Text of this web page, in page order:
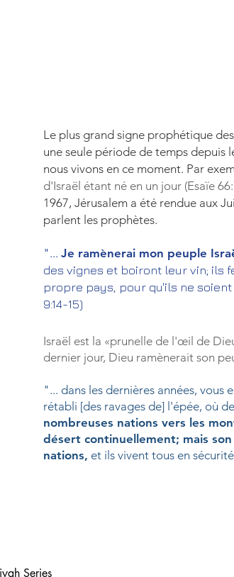
Le plus grand signe prophétique
une seule période de temps depuis
nous vivons en ce moment. Par
d'Israël étant né en un jour (Esaïe
1967, Jérusalem a été rendue aux
parlent les prophètes.
"... Je ramènerai mon peuple
des vignes et boiront leur vin; ils
propre pays, pour qu'ils ne
9:14-15)
Israël est la «prunelle de l'œil de
dernier jour, Dieu ramènerait son
"... dans les dernières années, vous
rétabli [des ravages de] l'épée, où
nombreuses nations vers les
désert continuellement; mais
nations, et ils vivent tous en
Series